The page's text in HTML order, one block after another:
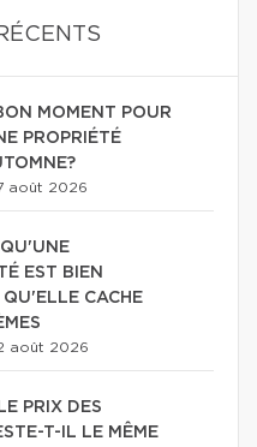
MOMENT POUR
PROPRIÉTÉ
août 2026
QU'UNE
EST BIEN
CACHE
août 2026
PRIX DES
T-IL LE MÊME